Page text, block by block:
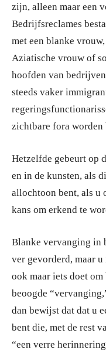
zijn, alleen maar een
Bedrijfsreclames
met een blanke
Aziatische vrouw of
hoofden van
steeds vaker
zichtbare fora worden
Hetzelfde gebeurt op
en in de kunsten, als
allochtoon bent, als u
kans om erkend te
Blanke vervanging in
ver gevorderd, maar u
ook maar iets doet
beoogde
dan bewijst dat dat u
bent die, met de rest
“een verre